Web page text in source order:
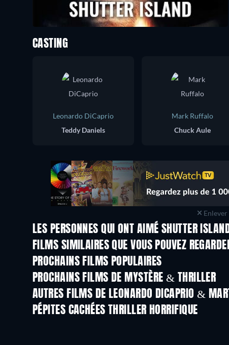
CASTING
Leonardo DiCaprio
Teddy Daniels
Mark Ruffalo
Chuck Aule
LES PERSONNES QUI ONT AIMÉ SHUTTER
FILMS SIMILAIRES QUE VOUS POUVEZ
PROCHAINS FILMS POPULAIRES
PROCHAINS FILMS DE MYSTÈRE & THRILLER
AUTRES FILMS DE LEONARDO DICAPRIO &
PÉPITES CACHÉES THRILLER HORRIFIQUE